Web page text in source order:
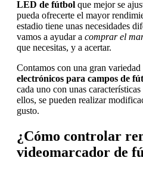
LED de fútbol que mejor se
pueda ofrecerte el mayor
estadio tiene unas necesidades
vamos a ayudar a comprar el
que necesitas, y a acertar.
Contamos con una gran variedad
electrónicos para campos de
cada uno con unas
ellos, se pueden realizar
gusto.
¿Cómo controlar
videomarcador de